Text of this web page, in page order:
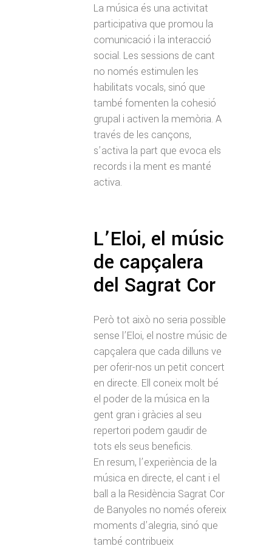
La música és una activitat
participativa que promou la
comunicació i la interacció
social. Les sessions de cant
no només estimulen les
habilitats vocals, sinó que
també fomenten la cohesió
grupal i activen la memòria. A
través de les cançons,
s’activa la part que evoca els
records i la ment es manté
activa.
L’Eloi, el músic
de capçalera
del Sagrat Cor
Però tot això no seria possible
sense l’Eloi, el nostre músic de
capçalera que cada dilluns ve
per oferir-nos un petit concert
en directe. Ell coneix molt bé
el poder de la música en la
gent gran i gràcies al seu
repertori podem gaudir de
tots els seus beneficis.
En resum, l’experiència de la
música en directe, el cant i el
ball a la Residència Sagrat Cor
de Banyoles no només ofereix
moments d’alegria, sinó que
també contribueix